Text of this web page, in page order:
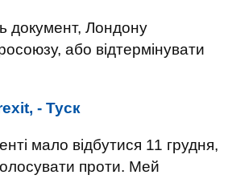
документ, Лондону
або відтермінувати
- Туск
мало відбутися 11 грудня,
проти. Мей